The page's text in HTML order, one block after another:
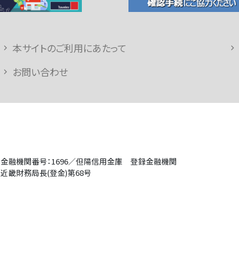
本サイトのご利用にあたって
お問い合わせ
金融機関番号：1696／但陽信用金庫 登録金融機関
近畿財務局長(登金)第68号